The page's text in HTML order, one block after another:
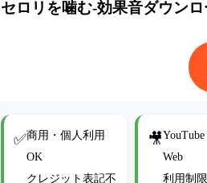
セロリを噛む-効果音ダウンロ
✅商用・個人利用
OK
クレジット表記不
🎥YouTube
Web
利用制